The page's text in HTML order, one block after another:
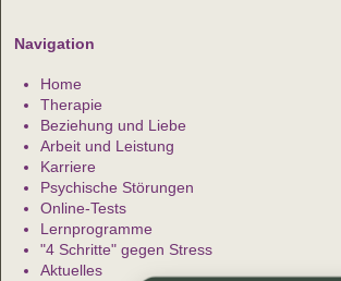
Navigation
Home
Therapie
Beziehung und Liebe
Arbeit und Leistung
Karriere
Psychische Störungen
Online-Tests
Lernprogramme
"4 Schritte" gegen Stress
Aktuelles